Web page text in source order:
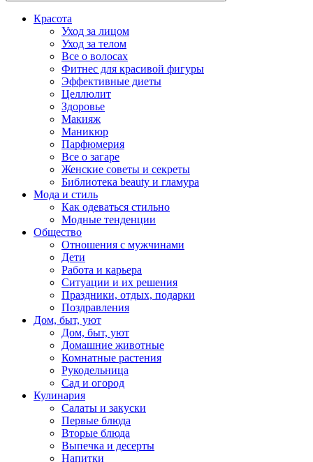
Красота
Уход за лицом
Уход за телом
Все о волосах
Фитнес для красивой фигуры
Эффективные диеты
Целлюлит
Здоровье
Макияж
Маникюр
Парфюмерия
Все о загаре
Женские советы и секреты
Библиотека beauty и гламура
Мода и стиль
Как одеваться стильно
Модные тенденции
Общество
Отношения с мужчинами
Дети
Работа и карьера
Ситуации и их решения
Праздники, отдых, подарки
Поздравления
Дом, быт, уют
Дом, быт, уют
Домашние животные
Комнатные растения
Рукодельница
Сад и огород
Кулинария
Салаты и закуски
Первые блюда
Вторые блюда
Выпечка и десерты
Напитки